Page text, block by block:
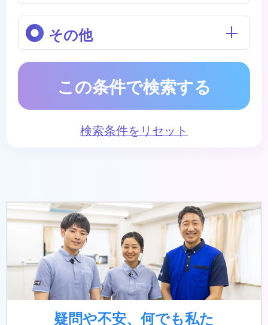
その他
この条件で検索する
検索条件をリセット
疑問や不安、何でも私た